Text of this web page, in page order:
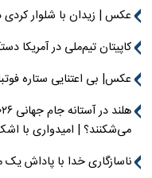
عکس | زیدان با شلوار
کاپیتان تیم‌ملی در آمریکا
عکس| بی اعتنایی ستاره
می‌شکنند؟ | امیدواری با
ناسازگاری خدا با پاداش یک